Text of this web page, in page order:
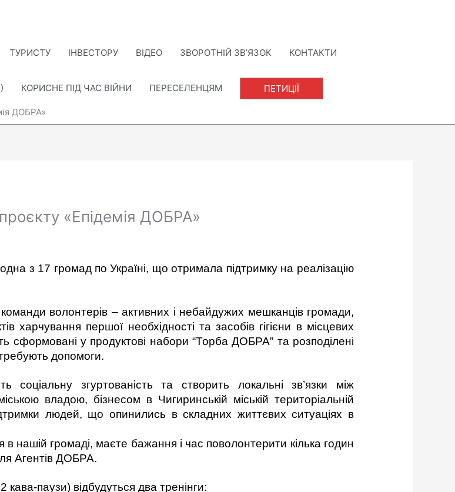
ТУРИСТУ ІНВЕСТОРУ ВІДЕО ЗВОРОТНІЙ ЗВ’ЯЗОК КОНТАКТИ
КОРИСНЕ ПІД ЧАС ВІЙНИ ПЕРЕСЕЛЕНЦЯМ ПЕТИЦІЇ
ДОБРА»
«Епідемія ДОБРА»
з 17 громад по Україні, що отримала підтримку на реалізацію
волонтерів – активних і небайдужих мешканців громади,
харчування першої необхідності та засобів гігієни в місцевих
сформовані у продуктові набори “Торба ДОБРА” та розподілені
допомоги.
соціальну згуртованість та створить локальні зв’язки між
владою, бізнесом в Чигиринській міській територіальній
людей, що опинились в складних життєвих ситуаціях в
нашій громаді, маєте бажання і час поволонтерити кілька годин
Агентів ДОБРА.
паузи) відбудуться два тренінги: